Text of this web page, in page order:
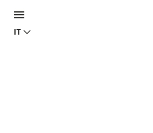
IT